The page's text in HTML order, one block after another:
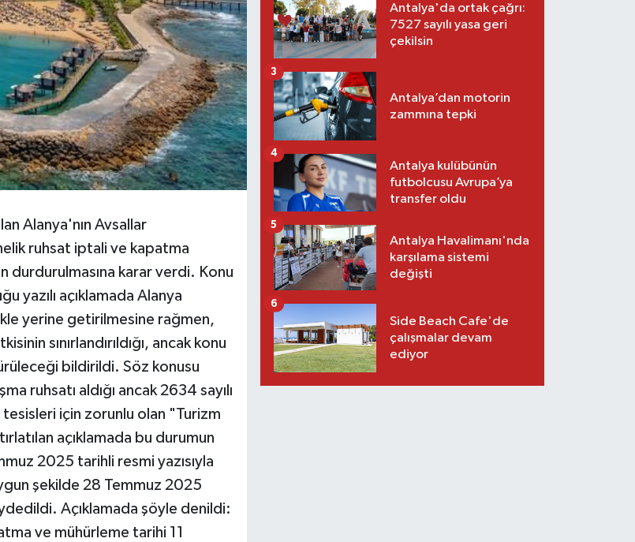
Alanya'nın Avsallar
ruhsat iptali ve kapatma
durdurulmasına karar verdi. Konu
yazılı açıklamada Alanya
yerine getirilmesine rağmen,
sınırlandırıldığı, ancak konu
bildirildi. Söz konusu
ruhsatı aldığı ancak 2634 sayılı
için zorunlu olan "Turizm
açıklamada bu durumun
2025 tarihli resmi yazısıyla
şekilde 28 Temmuz 2025
Açıklamada şöyle denildi:
ve mühürleme tarihi 11
Antalya'da ortak çağrı:
7527 sayılı yasa geri
çekilsin
Antalya’dan motorin
zammına tepki
3
Antalya kulübünün
futbolcusu Avrupa’ya
transfer oldu
4
Antalya Havalimanı'nda
karşılama sistemi
değişti
5
Side Beach Cafe'de
çalışmalar devam
ediyor
6